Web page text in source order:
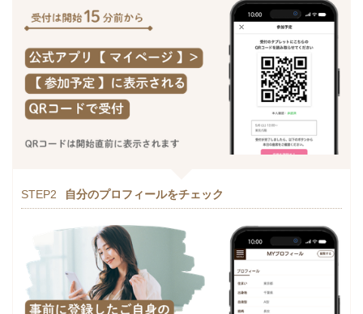
STEP2 自分のプロフィールをチェック